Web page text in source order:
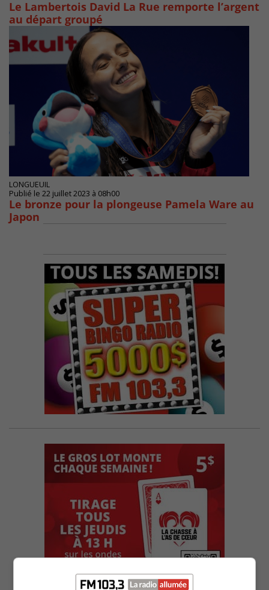
Le Lambertois David La Rue remporte l’argent
au départ groupé
LONGUEUIL
Publié le 22 juillet 2023 à 08h00
Le bronze pour la plongeuse Pamela Ware au
Japon